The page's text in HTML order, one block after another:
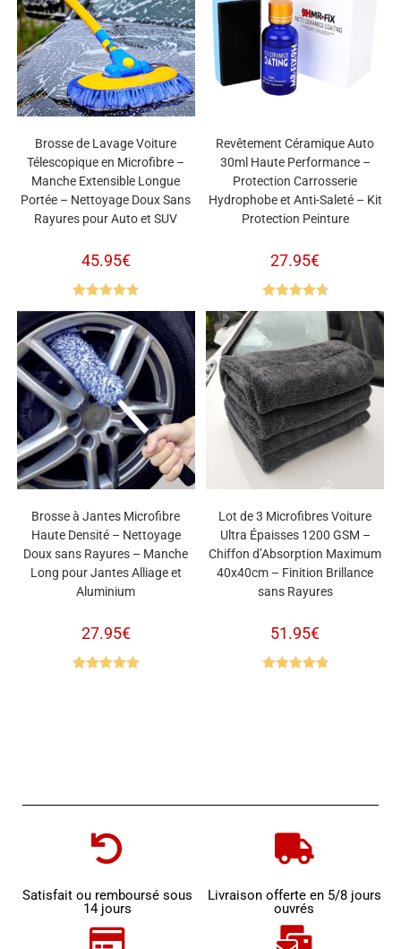
Brosse de Lavage Voiture
Télescopique en Microfibre –
Manche Extensible Longue
Portée – Nettoyage Doux Sans
Rayures pour Auto et SUV
45.95€
sur 5
Revêtement Céramique Auto
30ml Haute Performance –
Protection Carrosserie
Hydrophobe et Anti-Saleté – Kit
Protection Peinture
27.95€
Brosse à Jantes Microfibre
Haute Densité – Nettoyage
Doux sans Rayures – Manche
Long pour Jantes Alliage et
Aluminium
27.95€
Lot de 3 Microfibres Voiture
Ultra Épaisses 1200 GSM –
Chiffon d’Absorption Maximum
40x40cm – Finition Brillance
sans Rayures
51.95€
Satisfait ou remboursé sous
14 jours
Livraison offerte en 5/8 jours
ouvrés